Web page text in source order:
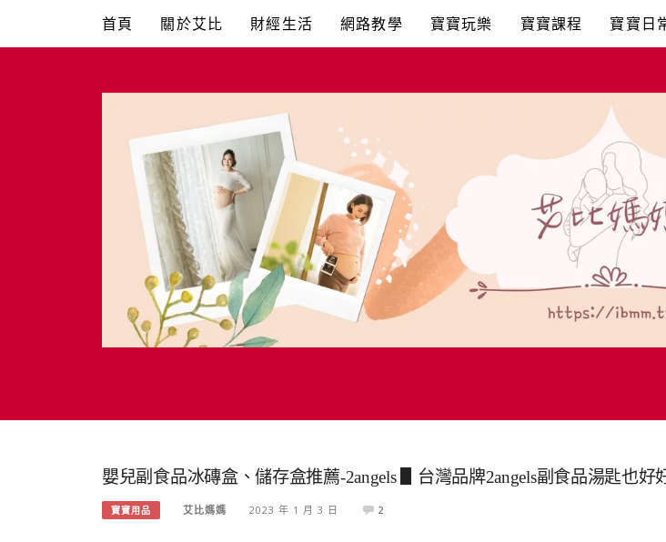
content
首頁 關於艾比 財經生活 網路教學 寶寶玩樂 寶寶課程 寶寶日
艾比媽媽
嬰兒副食品冰磚盒、儲存盒推薦-2angels ▋台灣品牌2angels副食品湯匙也好
寶寶用品 艾比媽媽 2023 年 1 月 3 日 2